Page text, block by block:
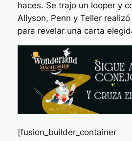
haces. Se trajo un looper y
Allyson, Penn y Teller
para revelar una carta
[fusion_builder_container